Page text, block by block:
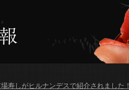
寿しがヒルナンデスで紹介されました！